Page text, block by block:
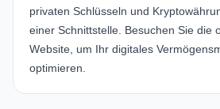
privaten Schlüsseln und
einer Schnittstelle. Besuchen Sie die
Website, um Ihr digitales
optimieren.